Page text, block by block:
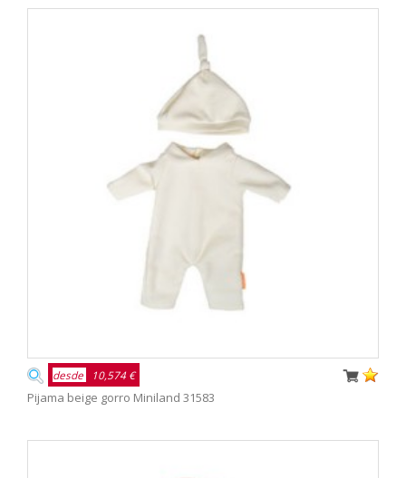
desde 10,574 €
Pijama beige gorro Miniland 31583